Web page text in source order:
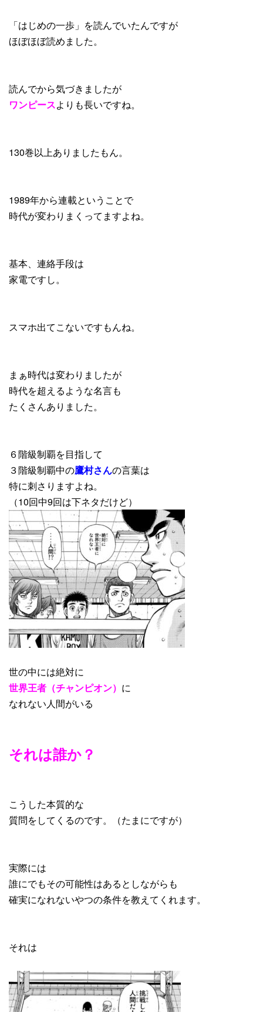
「はじめの一歩」を読んでいたんですが
ほぼほぼ読めました。
読んでから気づきましたが
ワンピースよりも長いですね。
130巻以上ありましたもん。
1989年から連載ということで
時代が変わりまくってますよね。
基本、連絡手段は
家電ですし。
スマホ出てこないですもんね。
まぁ時代は変わりましたが
時代を超えるような名言も
たくさんありました。
６階級制覇を目指して
３階級制覇中の鷹村さんの言葉は
特に刺さりますよね。
（10回中9回は下ネタだけど）
世の中には絶対に
世界王者（チャンピオン） に
なれない人間がいる
それは誰か？
こうした本質的な
質問をしてくるのです。（たまにですが）
実際には
誰にでもその可能性はあるとしながらも
確実になれないやつの条件を教えてくれます。
それは